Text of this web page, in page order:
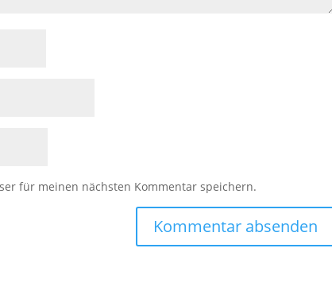
für meinen nächsten Kommentar speichern.